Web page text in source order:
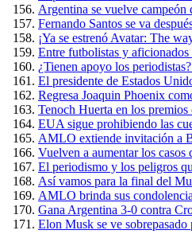
Argentina se vuelve campeón
Fernando Santos se va
¡Ya se estrenó Avatar: The
Entre futbolistas y
¿Tienen apoyo los
El presidente de Estados
Regresa Joaquin Phoenix
Tenoch Huerta en los
EUA sigue prohibiendo las
AMLO extiende invitación a
Vuelven a aumentar los
El periodismo y los peligros
Así vamos para la final del
AMLO brinda sus
Gana Argentina 3-0 contra
Elon Musk se ve